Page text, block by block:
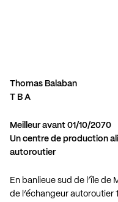
Thomas Balaban
T B A
Meilleur avant 01/10/2070
Un centre de production
autoroutier
En banlieue sud de l’île de
de l’échangeur autoroutier